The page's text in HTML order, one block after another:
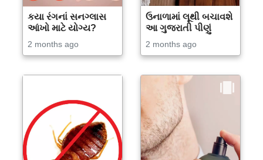
કયા રંગનાં સનગ્લાસ
આંખો માટે યોગ્ય?
2 months ago
ઉનાળામાં લૂથી બચાવશે
આ ગુજરાતી પીણું
2 months ago